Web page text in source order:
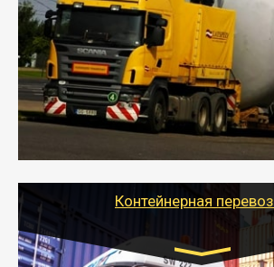
- Перевозка техники и негабаритных
осуществляется после получения
перевозку (обычно 7-14 дней).
- Тайгер Логистик в короткие сроки
качественно и безопасно перевезти
грузы по всей России тралом,
другим транспортом и подобрать
Контейнерная